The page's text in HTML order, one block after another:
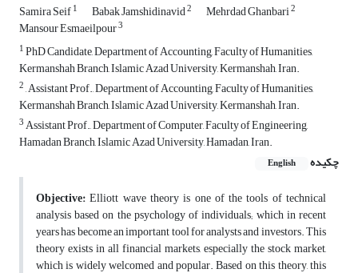
Samira Seif1 Babak Jamshidinavid2 Mehrdad Ghanbari2
Mansour Esmaeilpour3
1PhD Candidate, Department of Accounting, Faculty of Humanities,
Kermanshah Branch, Islamic Azad University, Kermanshah, Iran.
2, Assistant Prof., Department of Accounting, Faculty of Humanities,
Kermanshah Branch, Islamic Azad University, Kermanshah, Iran.
3Assistant Prof., Department of Computer, Faculty of Engineering,
Hamadan Branch, Islamic Azad University, Hamadan, Iran.
چکیده
English
Objective:Elliott wave theory is one of the tools of technical
analysis based on the psychology of individuals; which in recent
years has become an important tool for analysts and investors. This
theory exists in all financial markets, especially the stock market,
which is widely welcomed and popular. Based on this theory, this